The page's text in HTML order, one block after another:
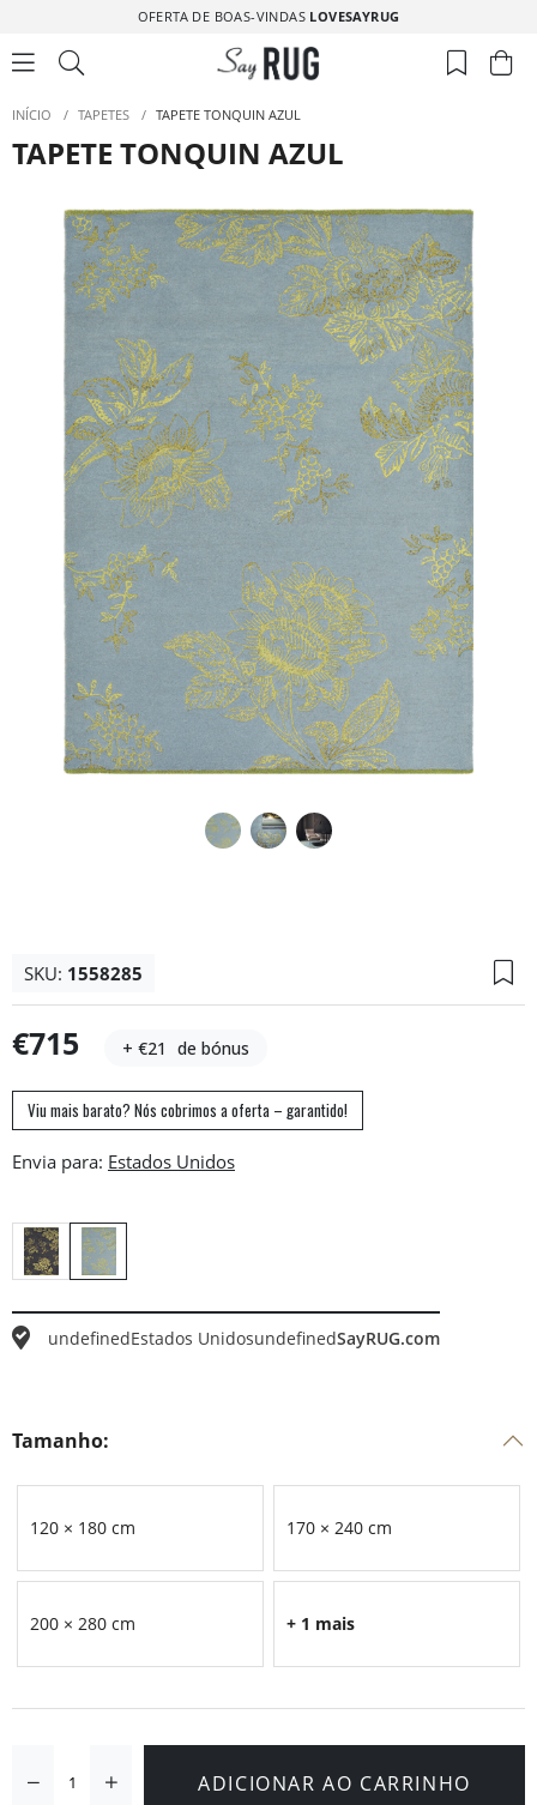
OFERTA DE BOAS-VINDAS LOVESAYRUG
INÍCIO / TAPETES / TAPETE TONQUIN AZUL
TAPETE TONQUIN AZUL
SKU: 1558285
€715 + €21 de bónus
Viu mais barato? Nós cobrimos a oferta – garantido!
Envia para:
undefinedEstados UnidosundefinedSayRUG.com
Tamanho:
120 × 180 cm 170 × 240 cm
200 × 280 cm + 1 mais
ADICIONAR AO CARRINHO